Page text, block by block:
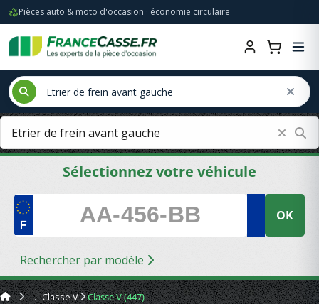
Pièces auto & moto d'occasion · économie circulaire
Sélectionnez votre véhicule
OK
Rechercher par modèle
Classe V Classe V (447)